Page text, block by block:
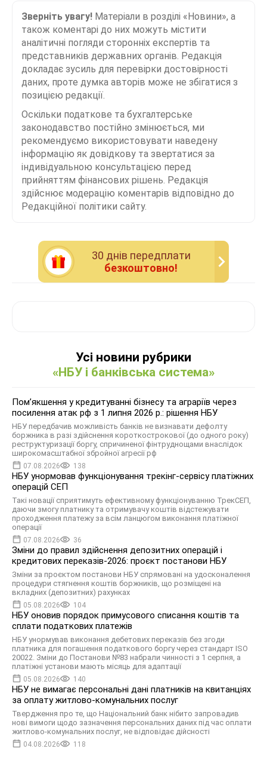
Зверніть увагу! Матеріали в розділі «Новини», а
також коментарі до них можуть містити
аналітичні погляди сторонніх експертів та
представників державних органів. Редакція
докладає зусиль для перевірки достовірності
даних, проте думка авторів може не збігатися з
позицією редакції.
Оскільки податкове та бухгалтерське
законодавство постійно змінюється, ми
рекомендуємо використовувати наведену
інформацію як довідкову та звертатися за
індивідуальною консультацією перед
прийняттям фінансових рішень. Редакція
здійснює модерацію коментарів відповідно до
Редакційної політики сайту.
30 днiв передплати
безкоштовно!
Усі новини рубрики
«НБУ і банківська система»
Помʼякшення у кредитуванні бізнесу та аграріїв через
посилення атак рф з 1 липня 2026 р.: рішення НБУ
НБУ передбачив можливість банків не визнавати дефолту
боржника в разі здійснення короткострокової (до одного року)
реструктуризації боргу, спричиненої фінтруднощами внаслідок
широкомасштабної збройної агресії рф
07.08.2026 138
НБУ унормовав функціонування трекінг-сервісу платіжних
операцій СЕП
Такі новації сприятимуть ефективному функціонуванню ТрекСЕП,
даючи змогу платнику та отримувачу коштів відстежувати
проходження платежу за всім ланцюгом виконання платіжної
операції
07.08.2026 36
Зміни до правил здійснення депозитних операцій і
кредитових переказів-2026: проєкт постанови НБУ
Зміни за проєктом постанови НБУ спрямовані на удосконалення
процедури стягнення коштів боржників, що розміщені на
вкладних (депозитних) рахунках
05.08.2026 104
НБУ оновив порядок примусового списання коштів та
сплати податкових платежів
НБУ унормував виконання дебетових переказів без згоди
платника для погашення податкового боргу через стандарт ISO
20022. Зміни до Постанови №83 набрали чинності з 1 серпня, а
платіжні установи мають місяць для адаптації
05.08.2026 140
НБУ не вимагає персональні дані платників на квитанціях
за оплату житлово-комунальних послуг
Твердження про те, що Національний банк нібито запровадив
нові вимоги щодо зазначення персональних даних під час оплати
житлово-комунальних послуг, не відповідає дійсності
04.08.2026 118